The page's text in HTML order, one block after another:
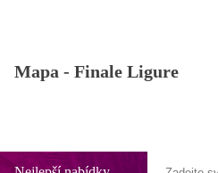
Mapa - Finale Ligure